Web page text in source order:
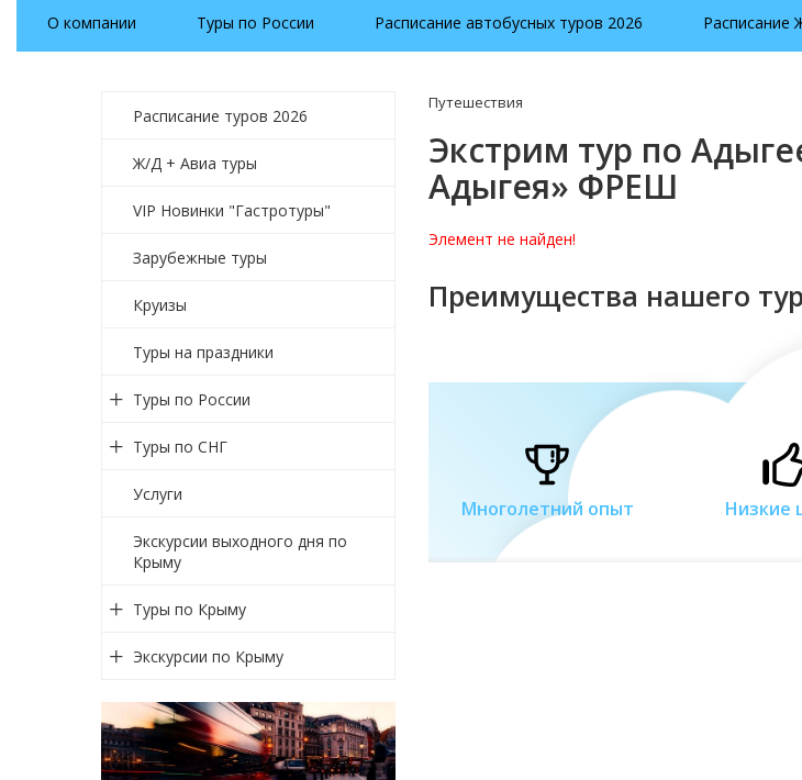
О компании Туры по России Расписание автобусных туров 2026 Расписание
Путешествия
Экстрим тур по
Адыгея» ФРЕШ
Расписание туров 2026
Ж/Д + Авиа туры
VIP Новинки "Гастротуры"
Зарубежные туры
Круизы
Туры на праздники
Туры по России
Туры по СНГ
Услуги
Экскурсии выходного дня по
Крыму
Туры по Крыму
Экскурсии по Крыму
Элемент не найден!
Преимущества нашего
Самые горячие
продаж
Многолетний опыт Низкие